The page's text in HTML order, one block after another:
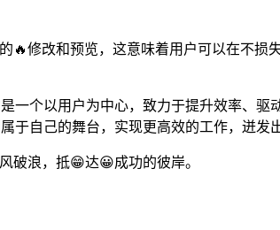
🔥修改和预览，这意味着用户可以在不
一个以用户为中心，致力于提升效率、
自己的舞台，实现更高效的工作，迸发
破浪，抵😁达😀成功的彼岸。